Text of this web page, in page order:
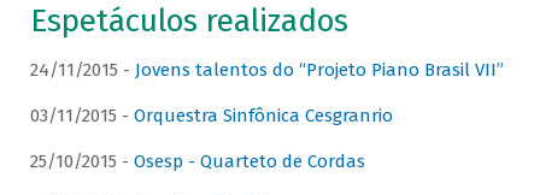
Espetáculos realizados
24/11/2015 - Jovens talentos do “Projeto Piano Brasil VII”
03/11/2015 - Orquestra Sinfônica Cesgranrio
25/10/2015 - Osesp - Quarteto de Cordas